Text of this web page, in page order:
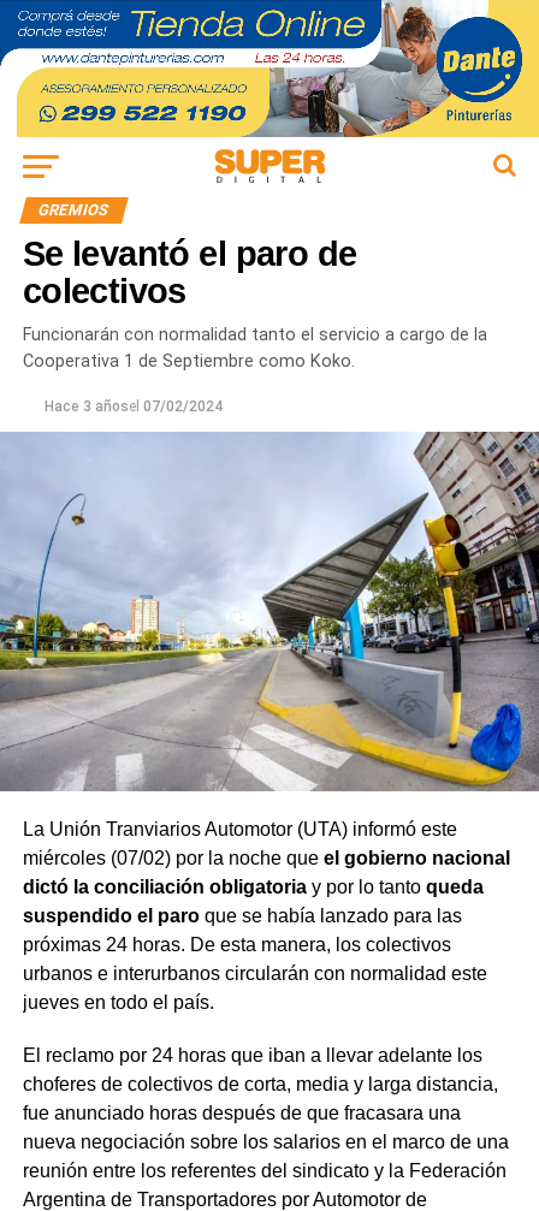
GREMIOS
Se levantó el paro de
colectivos
Funcionarán con normalidad tanto el servicio a cargo de la
Cooperativa 1 de Septiembre como Koko.
Hace 3 añosel 07/02/2024
La Unión Tranviarios Automotor (UTA) informó este
miércoles (07/02) por la noche que el gobierno nacional
dictó la conciliación obligatoriay por lo tanto queda
suspendido el paroque se había lanzado para las
próximas 24 horas. De esta manera, los colectivos
urbanos e interurbanos circularán con normalidad este
jueves en todo el país.
El reclamo por 24 horas que iban a llevar adelante los
choferes de colectivos de corta, media y larga distancia,
fue anunciado horas después de que fracasara una
nueva negociación sobre los salarios en el marco de una
reunión entre los referentes del sindicato y la Federación
Argentina de Transportadores por Automotor de